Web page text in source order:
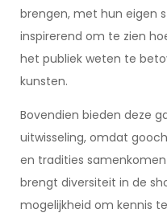
brengen, met hun eigen
inspirerend om te zien
het publiek weten te
kunsten.
Bovendien bieden deze
uitwisseling, omdat
en tradities
brengt diversiteit in de
mogelijkheid om kennis